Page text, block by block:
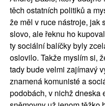
těch ostatních politiků a
že měl v ruce nástroje, jak
slovo, ale řeknu ho
ty sociální balíčky byly
oslovilo. Takže myslím si,
tady bude velmi zajímavý
znamená komunisté a
podobách, v nichž dneska